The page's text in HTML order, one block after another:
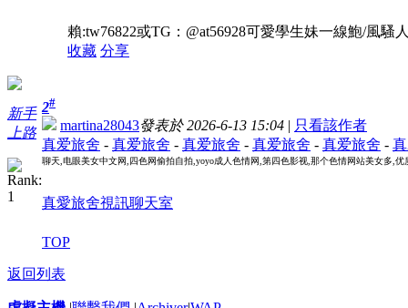
賴:tw76822或TG：@at56928可愛學生妹一線鮑/風
收藏 分享
新手
上路
2#
martina28043發表於 2026-6-13 15:04 | 只看該作者
真爱旅舍 - 真爱旅舍 - 真爱旅舍 - 真爱旅舍 - 真爱旅舍 -
聊天,电眼美女中文网,四色网偷拍自拍,yoyo成人色情网,第四色影视,那个色情网站美女多,
真愛旅舍視訊聊天室
TOP
返回列表